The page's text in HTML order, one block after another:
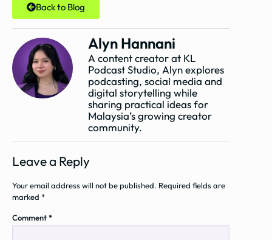
Back to Blog
Alyn Hannani
A content creator at KL
Podcast Studio, Alyn explores
podcasting, social media and
digital storytelling while
sharing practical ideas for
Malaysia’s growing creator
community.
Leave a Reply
Your email address will not be published. Required fields are
marked *
Comment*